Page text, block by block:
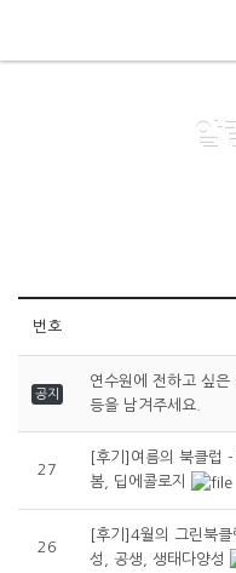
알
번호
공지
연수원에 전하고 싶
등을 남겨주세요.
27
[후기]여름의 북클럽
봄, 딥에콜로지
26
[후기]4월의 그린북
성, 공생, 생태다양성